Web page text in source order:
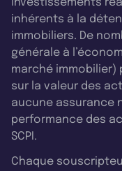
investissements
inhérents à la
immobiliers. De
générale à
marché
sur la valeur des
aucune assurance
performance des
SCPI.
Chaque